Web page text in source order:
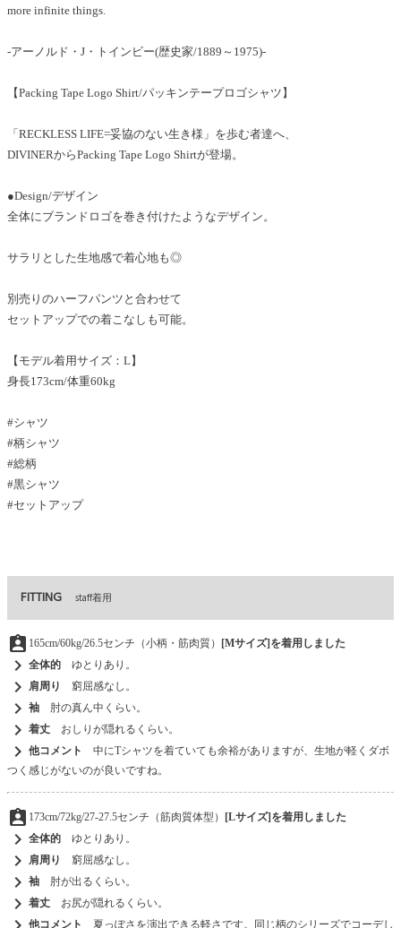
more infinite things.
-アーノルド・J・トインビー(歴史家/1889～1975)-
【Packing Tape Logo Shirt/パッキンテープロゴシャツ】
「RECKLESS LIFE=妥協のない生き様」を歩む者達へ、
DIVINERからPacking Tape Logo Shirtが登場。
●Design/デザイン
全体にブランドロゴを巻き付けたようなデザイン。
サラリとした生地感で着心地も◎
別売りのハーフパンツと合わせて
セットアップでの着こなしも可能。
【モデル着用サイズ：L】
身長173cm/体重60kg
#シャツ
#柄シャツ
#総柄
#黒シャツ
#セットアップ
FITTING staff着用
assignment_ind 165cm/60kg/26.5センチ（小柄・筋肉質） [Mサイズ]を着用しました
chevron_right 全体的 ゆとりあり。
chevron_right 肩周り 窮屈感なし。
chevron_right 袖 肘の真ん中くらい。
chevron_right 着丈 おしりが隠れるくらい。
chevron_right 他コメント 中にTシャツを着ていても余裕がありますが、生地が軽くダボ
つく感じがないのが良いですね。
assignment_ind 173cm/72kg/27-27.5センチ（筋肉質体型） [Lサイズ]を着用しました
chevron_right 全体的 ゆとりあり。
chevron_right 肩周り 窮屈感なし。
chevron_right 袖 肘が出るくらい。
chevron_right 着丈 お尻が隠れるくらい。
他コメント 夏っぽさを演出できる軽さです。同じ柄のシリーズでコーデし